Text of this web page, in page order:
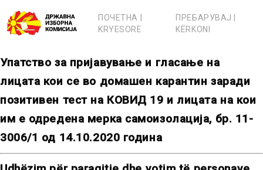
content
ПОЧЕТНА |
KRYESORE
ПРЕБАРУВАЈ |
KËRKONI
Упатство за пријавување и гласање на
лицата кои се во домашен карантин заради
позитивен тест на КОВИД 19 и лицата на кои
им е одредена мерка самоизолација, бр. 11-
3006/1 од 14.10.2020 година